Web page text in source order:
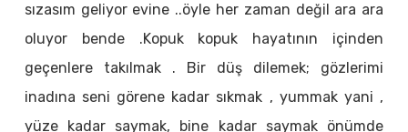
sızasım geliyor evine ..öyle her zaman değil ara ara
oluyor bende .Kopuk kopuk hayatının içinden
geçenlere takılmak . Bir düş dilemek; gözlerimi
inadına seni görene kadar sıkmak , yummak yani ,
yüze kadar saymak, bine kadar saymak önümde